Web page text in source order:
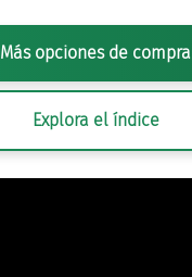
Más opciones de compra
Explora el índice